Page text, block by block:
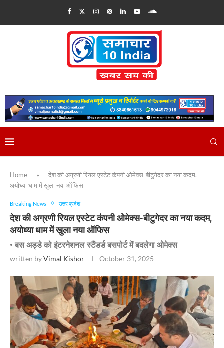
Home »
देश की अग्रणी रियल एस्टेट कंपनी ओमेक्स-बीटुगेदर का नया कदम,
अयोध्या धाम में खुला नया ऑफिस
Breaking News उत्तर प्रदेश
देश की अग्रणी रियल एस्टेट कंपनी ओमेक्स-बीटुगेदर का नया कदम,
अयोध्या धाम में खुला नया ऑफिस
• बस अड्डे को इंटरनेशनल स्टैंडर्ड बसपोर्ट में बदलेगा ओमेक्स
written byVimal Kishor October 31, 2025